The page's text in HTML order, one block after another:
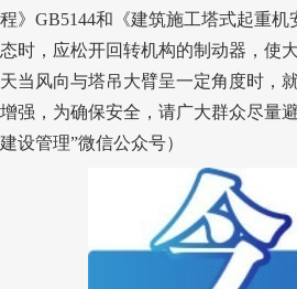
程》GB5144和《建筑施工塔式起重
态时，应松开回转机构的制动器，使
天当风向与塔吊大臂呈一定角度时，
增强，为确保安全，请广大群众尽量
建设管理”微信公众号）